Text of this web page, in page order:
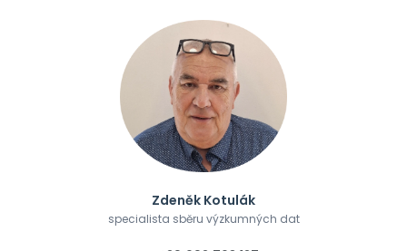
Zdeněk Kotulák
specialista sběru výzkumných dat